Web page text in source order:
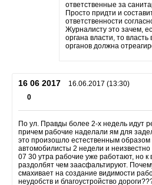
ответственные за
Просто придти и
ответственности
Журналисту это зачем,
органа власти, то
органов должна
16 06 2017
16.06.2017 (13:30)
0
По ул. Правды более 2-х недель идут
причем рабочие наделали ям для
это произошло естественным образом
автомобилисты 2 недели и неизвестно
07 30 утра рабочие уже работают, но
раздолбят чем заасфальтируют.
смахивает на создание видимости
неудобств и благоустройство